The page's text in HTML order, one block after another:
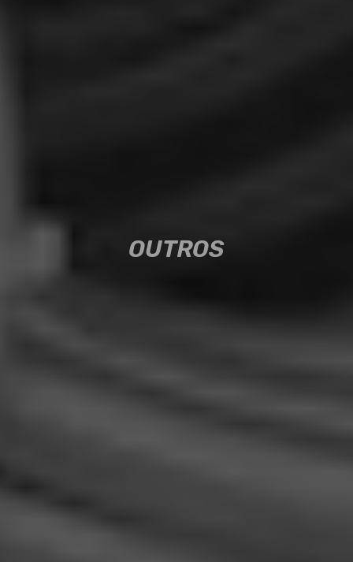
OUTROS
OUTROS